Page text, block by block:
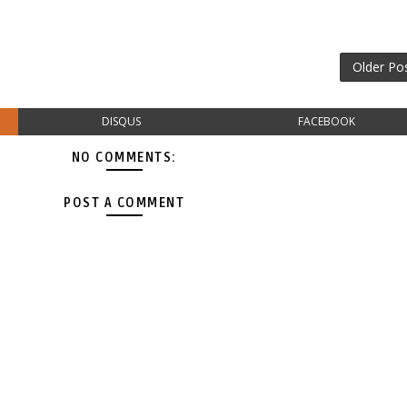
Older
DISQUS FACEBOOK
NO COMMENTS:
POST A COMMENT